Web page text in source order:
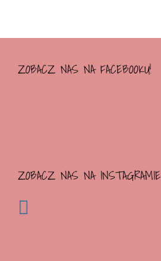
ZOBACZ NAS NA FACEBOOKU!
ZOBACZ NAS NA INSTAGRAMIE